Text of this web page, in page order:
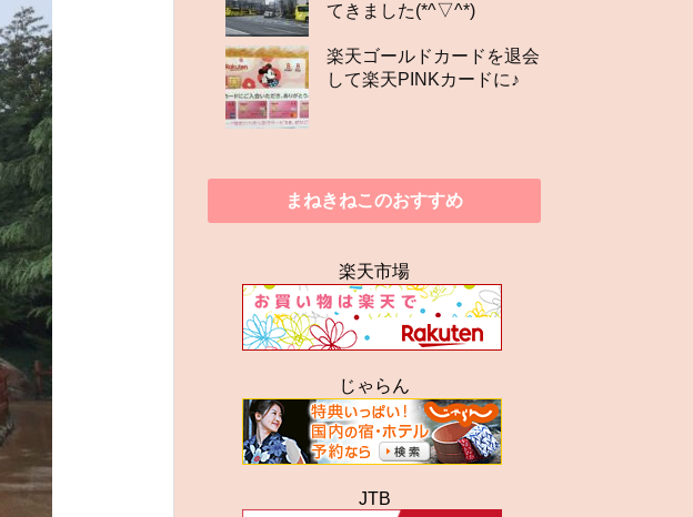
てきました(*^▽^*)
楽天ゴールドカードを退会
して楽天PINKカードに♪
まねきねこのおすすめ
楽天市場
じゃらん
JTB